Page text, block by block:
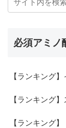
必須アミノ
【ランキング
【ランキング
【ランキング